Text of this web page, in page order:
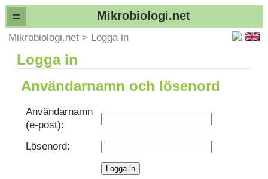
= Mikrobiologi.net
Mikrobiologi.net > Logga in
Logga in
Användarnamn och lösenord
Användarnamn
(e-post):
Lösenord: